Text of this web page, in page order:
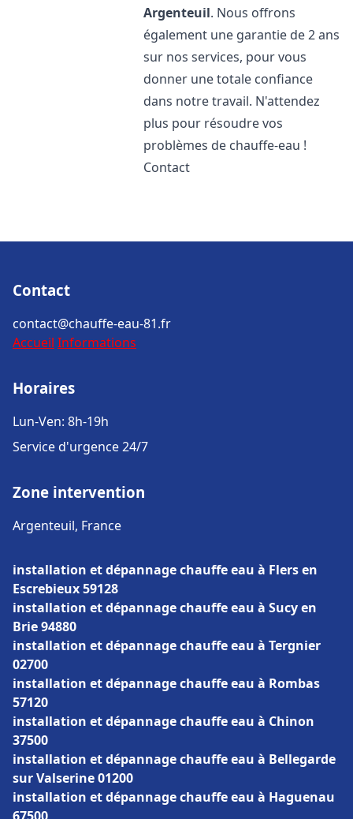
Argenteuil. Nous offrons
également une garantie de 2 ans
sur nos services, pour vous
donner une totale confiance
dans notre travail. N'attendez
plus pour résoudre vos
problèmes de chauffe-eau !
Contact
Contact
contact@chauffe-eau-81.fr
Accueil Informations
Horaires
Lun-Ven: 8h-19h
Service d'urgence 24/7
Zone intervention
Argenteuil, France
installation et dépannage chauffe eau à Flers en
Escrebieux 59128
installation et dépannage chauffe eau à Sucy en
Brie 94880
installation et dépannage chauffe eau à Tergnier
02700
installation et dépannage chauffe eau à Rombas
57120
installation et dépannage chauffe eau à Chinon
37500
installation et dépannage chauffe eau à Bellegarde
sur Valserine 01200
installation et dépannage chauffe eau à Haguenau